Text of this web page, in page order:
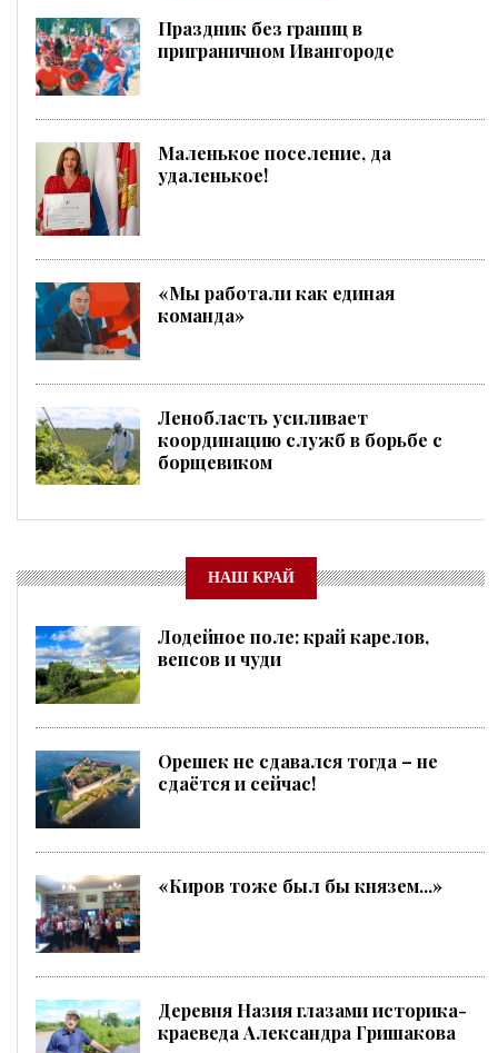
Праздник без границ в
приграничном Ивангороде
Маленькое поселение, да
удаленькое!
«Мы работали как единая
команда»
Ленобласть усиливает
координацию служб в борьбе с
борщевиком
НАШ КРАЙ
Лодейное поле: край карелов,
вепсов и чуди
Орешек не сдавался тогда – не
сдаётся и сейчас!
«Киров тоже был бы князем...»
Деревня Назия глазами историка-
краеведа Александра Гришакова